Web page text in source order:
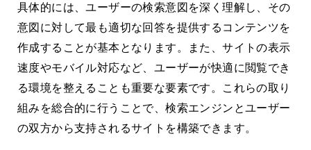
具体的には、ユーザーの検索意図を深く理解し、その
意図に対して最も適切な回答を提供するコンテンツを
作成することが基本となります。また、サイトの表示
速度やモバイル対応など、ユーザーが快適に閲覧でき
る環境を整えることも重要な要素です。これらの取り
組みを総合的に行うことで、検索エンジンとユーザー
の双方から支持されるサイトを構築できます。